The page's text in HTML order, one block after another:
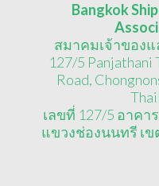
Bangkok
สมาคมเจ้าของ
127/5 Panjathani
Road,
เลขที่ 127/5 อาค
แขวงช่องนนทรี เข